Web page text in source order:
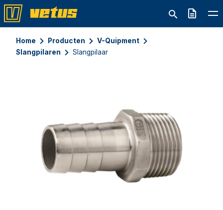
Offerte
Home Producten
V-Quipment
Slangpilaren
Slangpilaar